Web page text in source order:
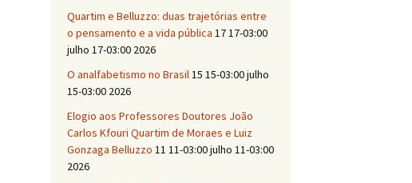
Quartim e Belluzzo: duas trajetórias entre
o pensamento e a vida pública 17 17-03:00
julho 17-03:00 2026
O analfabetismo no Brasil15 15-03:00 julho
15-03:00 2026
Elogio aos Professores Doutores João
Carlos Kfouri Quartim de Moraes e Luiz
Gonzaga Belluzzo 11 11-03:00 julho 11-03:00
2026